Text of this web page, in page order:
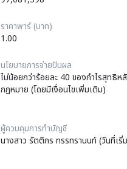
ราคาพาร์ (บาท)
1.00
นโยบายการจ่ายปันผล
ไม่น้อยกว่าร้อยละ 40 ของกำไรสุทธิ
กฎหมาย (โดยมีเงื่อนไขเพิ่มเติม)
ผู้ควบคุมการทำบัญชี
นางสาว รัตติกร ทรรทรานนท์ (วันที่เ